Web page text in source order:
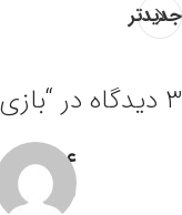
جدیدتر
۳ دیدگاه در “
عرفان
۱۴۰۰-۱۱-۱۲ در ۱۰:۵۱